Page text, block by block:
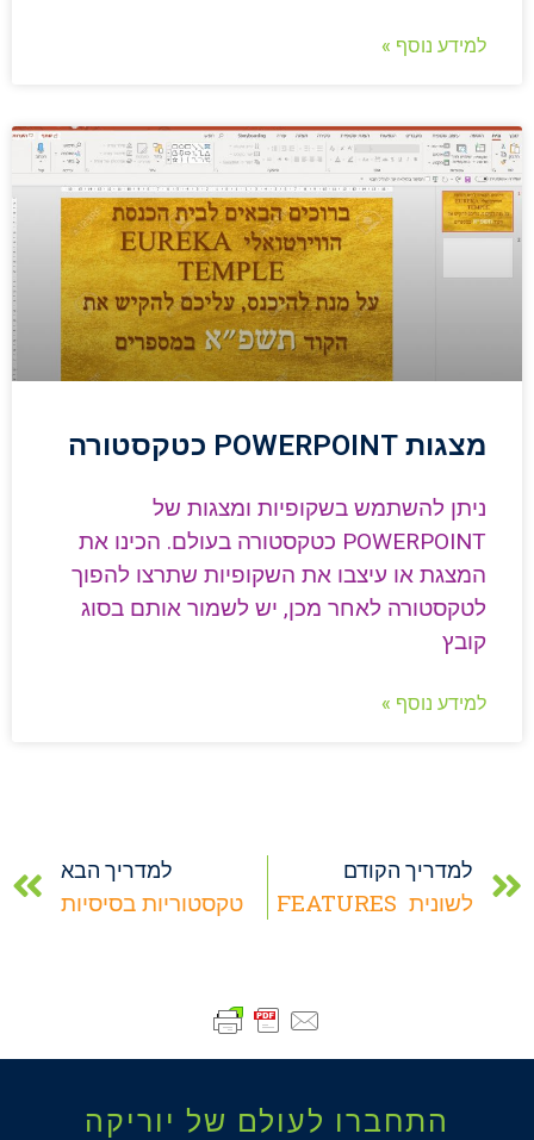
למידע נוסף »
מצגות POWERPOINT כטקסטורה
ניתן להשתמש בשקופיות ומצגות של
POWERPOINT כטקסטורה בעולם. הכינו את
המצגת או עיצבו את השקופיות שתרצו להפוך
לטקסטורה לאחר מכן, יש לשמור אותם בסוג
קובץ
למידע נוסף »
למדריך הקודם
לשונית FEATURES
למדריך הבא
טקסטוריות בסיסיות
התחברו לעולם של יוריקה